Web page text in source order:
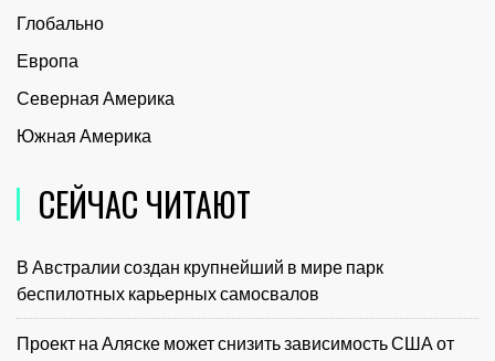
Глобально
Европа
Северная Америка
Южная Америка
СЕЙЧАС ЧИТАЮТ
В Австралии создан крупнейший в мире парк
беспилотных карьерных самосвалов
Проект на Аляске может снизить зависимость США от